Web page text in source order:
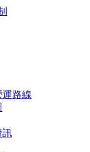
路線
訊